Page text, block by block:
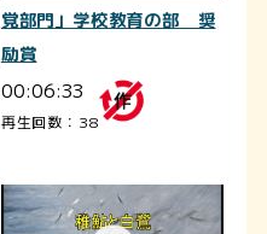
覚部門」学校教育の部 奨
励賞
00:06:33
再生回数：38